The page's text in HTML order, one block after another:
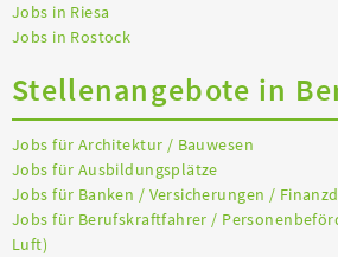
Jobs in Riesa
Jobs in Rostock
Stellenangebote in
Jobs für Architektur / Bauwesen
Jobs für Ausbildungsplätze
Jobs für Banken / Versicherungen /
Jobs für Berufskraftfahrer /
Luft)